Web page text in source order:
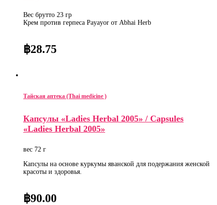
Вес брутто 23 гр
Крем против герпеса Payayor от Abhai Herb
฿28.75
Тайская аптека (Thai medicine )
Капсулы «Ladies Herbal 2005» / Capsules
«Ladies Herbal 2005»
вес 72 г
Капсулы на основе куркумы яванской для подержания женской
красоты и здоровья.
฿90.00